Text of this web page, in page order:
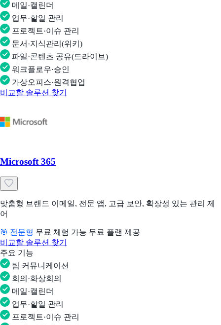
메일·캘린더
업무·할일 관리
프로젝트·이슈 관리
문서·지식관리(위키)
파일·콘텐츠 공유(드라이브)
워크플로우·승인
가상오피스·원격협업
비교할 솔루션 찾기
Microsoft 365
맞춤형 브랜드 이메일, 전문 앱, 고급 보안, 확장성 있는 관리 제
어
🎯 전문형 무료 체험 가능 무료 플랜 제공
비교할 솔루션 찾기
주요 기능
팀 커뮤니케이션
회의·화상회의
메일·캘린더
업무·할일 관리
프로젝트·이슈 관리